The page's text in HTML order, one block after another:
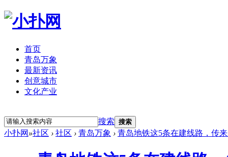
首页
青岛万象
最新资讯
创意城市
文化产业
搜索 搜索
小扑网 »社区 › 社区 › 青岛万象 › 青岛地铁这5条在建线路，传